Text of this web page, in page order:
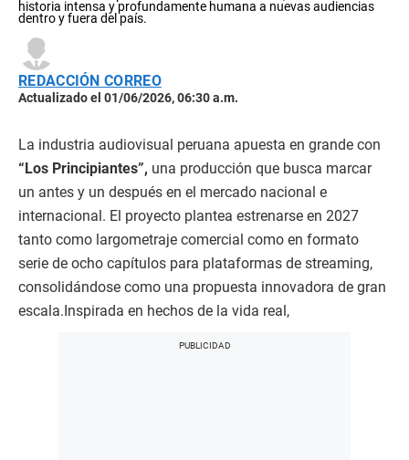
historia intensa y profundamente humana a nuevas audiencias
dentro y fuera del país.
REDACCIÓN CORREO
Actualizado el 01/06/2026, 06:30 a.m.
La industria audiovisual peruana apuesta en grande con
“Los Principiantes”, una producción que busca marcar
un antes y un después en el mercado nacional e
internacional. El proyecto plantea estrenarse en 2027
tanto como largometraje comercial como en formato
serie de ocho capítulos para plataformas de streaming,
consolidándose como una propuesta innovadora de gran
escala.Inspirada en hechos de la vida real,